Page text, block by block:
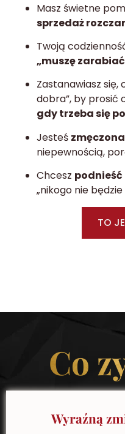
Masz świetne
sprzedaż
Twoją
„muszę
Zastanawiasz się,
dobra”, by prosić
gdy trzeba się
Jesteś
niepewnością,
Chcesz podnieść
„nikogo nie będzie
TO
Co
Wyraźną